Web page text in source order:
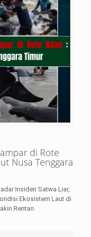
di Rote
Nusa Tenggara
Insiden Satwa Liar,
Ekosistem Laut di
Rentan.